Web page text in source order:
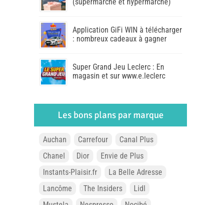
Application GiFi WIN à télécharger
: nombreux cadeaux à gagner
Super Grand Jeu Leclerc : En
magasin et sur www.e.leclerc
Les bons plans par marque
Auchan Carrefour
Canal Plus
Chanel
Dior
Envie de Plus
Instants-Plaisir.fr
La Belle Adresse
Lancôme
The Insiders
Lidl